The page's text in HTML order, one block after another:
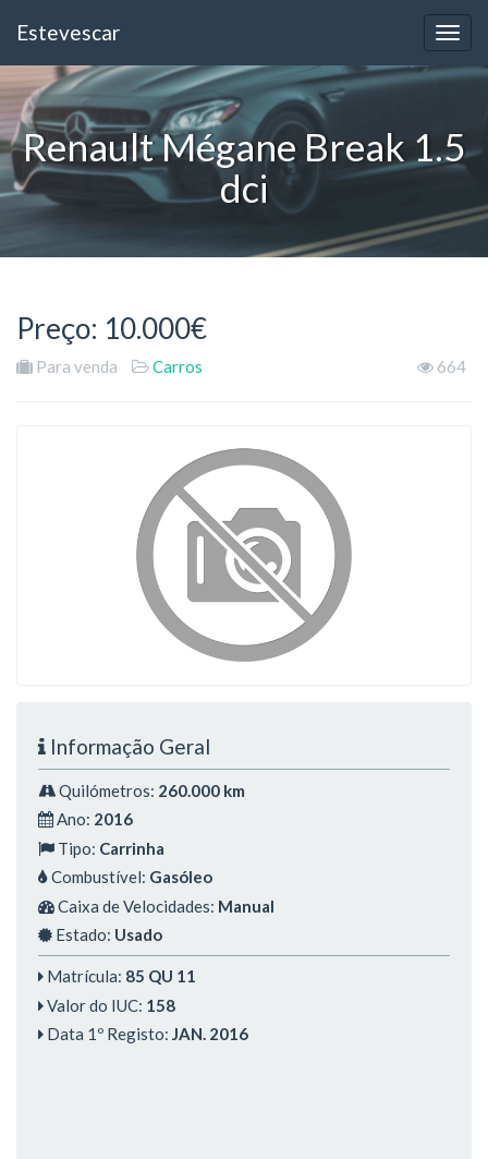
Estevescar
Renault Mégane Break 1.5
dci
Preço: 10.000€
Para venda Carros 664
Informação Geral
Quilómetros: 260.000 km
Ano: 2016
Tipo: Carrinha
Combustível: Gasóleo
Caixa de Velocidades: Manual
Estado: Usado
Matrícula: 85 QU 11
Valor do IUC: 158
Data 1º Registo: JAN. 2016